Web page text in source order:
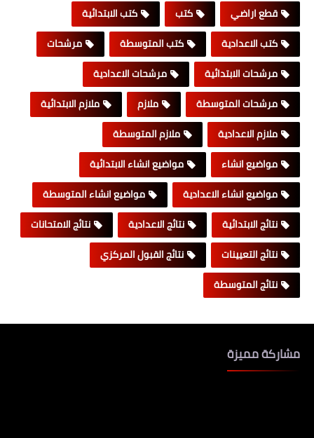
قطع اراضي
كتب
كتب الابتدائية
كتب الاعدادية
كتب المتوسطة
مرشحات
مرشحات الابتدائية
مرشحات الاعدادية
مرشحات المتوسطة
ملازم
ملازم الابتدائية
ملازم الاعدادية
ملازم المتوسطة
مواضيع انشاء
مواضيع انشاء الابتدائية
مواضيع انشاء الاعدادية
مواضيع انشاء المتوسطة
نتائج الابتدائية
نتائج الاعدادية
نتائج الامتحانات
نتائج التعيينات
نتائج القبول المركزي
نتائج المتوسطة
مشاركة مميزة